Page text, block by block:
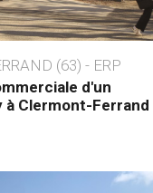
(63) - ERP
d'un
à Clermont-Ferrand